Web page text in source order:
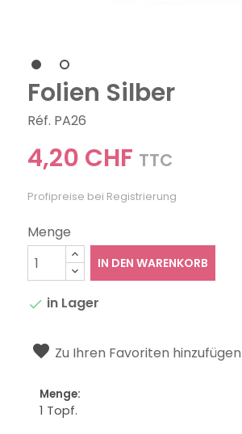
Folien Silber
Réf. PA26
4,20 CHF TTC
Profipreise bei Registrierung
Menge
IN DEN WARENKORB
 in Lager
Zu Ihren Favoriten hinzufügen
Menge:
1 Topf.